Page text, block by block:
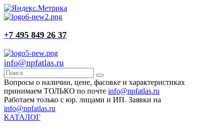
+7 495 849 26 37
info@npfatlas.ru
Вопросы о наличии, цене, фасовке и характеристиках
принимаем ТОЛЬКО по почте info@npfatlas.ru
Работаем только с юр. лицами и ИП. Заявки на
info@npfatlas.ru
КАТАЛОГ